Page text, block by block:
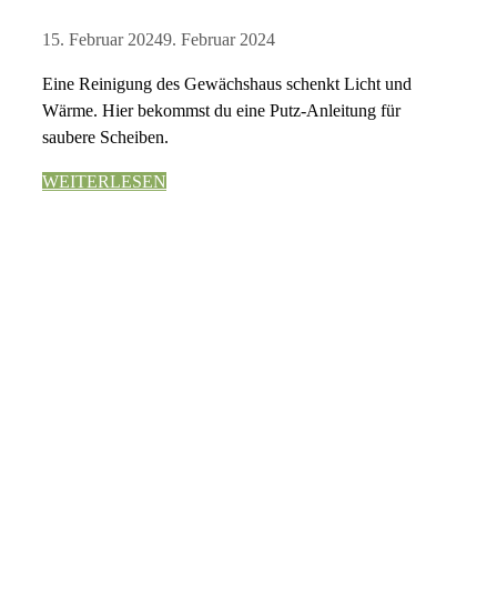
15. Februar 20249. Februar 2024
Eine Reinigung des Gewächshaus schenkt Licht und
Wärme. Hier bekommst du eine Putz-Anleitung für
saubere Scheiben.
WEITERLESEN